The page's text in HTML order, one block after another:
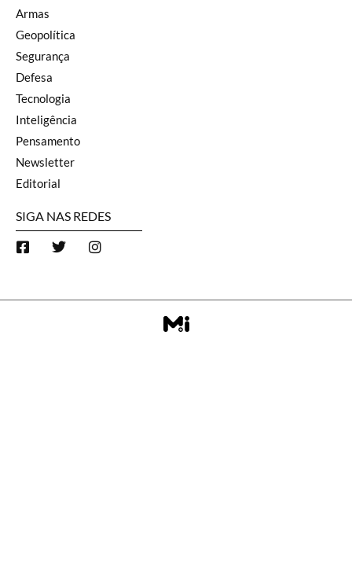
Armas
Geopolítica
Segurança
Defesa
Tecnologia
Inteligência
Pensamento
Newsletter
Editorial
SIGA NAS REDES